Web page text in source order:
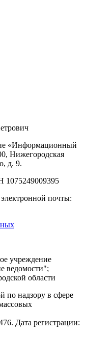
«Информационный
Нижегородская
д. 9.
электронной почты:
учреждение
ведомости";
области
по надзору в сфере
Дата регистрации: